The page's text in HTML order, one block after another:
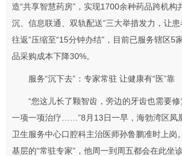
造“共享智慧药房”，实现1700余种药品跨机构
沉、信息联通、双轨配送”三大举措发力，让患
往返”压缩至“15分钟办结”，目前已服务辖区5
品采购成本下降30%。
服务“沉下去”：专家常驻 让健康有“医”靠
“您这儿长了颗智齿，旁边的牙齿也需要
一项一项治疗……”8月13日一早，海勃湾区凤
卫生服务中心口腔科主治医师孙鲁鹏准时上岗
基层的“常驻专家”，他周一到周五都会在此坐